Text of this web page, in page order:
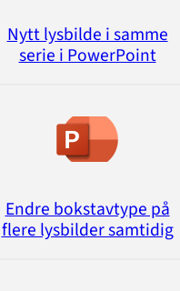
Nytt lysbilde i samme
serie i PowerPoint
Endre bokstavtype på
flere lysbilder samtidig